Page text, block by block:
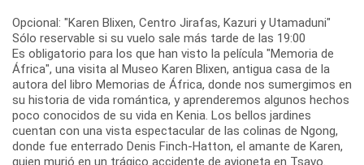
Opcional: "Karen Blixen, Centro Jirafas, Kazuri y Utamaduni"
Sólo reservable si su vuelo sale más tarde de las 19:00
Es obligatorio para los que han visto la película "Memoria de
África", una visita al Museo Karen Blixen, antigua casa de la
autora del libro Memorias de África, donde nos sumergimos en
su historia de vida romántica, y aprenderemos algunos hechos
poco conocidos de su vida en Kenia. Los bellos jardines
cuentan con una vista espectacular de las colinas de Ngong,
donde fue enterrado Denis Finch-Hatton, el amante de Karen,
quien murió en un trágico accidente de avioneta en Tsavo.